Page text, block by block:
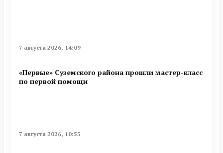
7 августа 2026, 14:09
«Первые» Суземского района прошли мастер-класс
по первой помощи
7 августа 2026, 10:55